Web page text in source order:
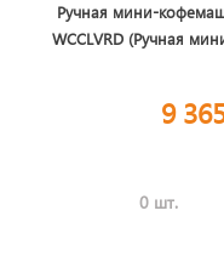
Ручная мини-
WCCLVRD (Ручная
9
0 шт.